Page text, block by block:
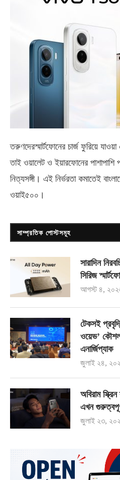
তরুণদেরস্মার্টফোনের চার্জ ফুরিয়ে
তাই ওয়ালেট ও ইয়ারফোনের পাশাপাশি
নিত্যসঙ্গী। এই নির্ভরতা কমাতেই
ওয়াই৫০০ ।
সাম্প্রতিক পোস্টসমূহ
সারাদিন
সিরিজ
আগস্ট ৪,
টেকসই
ওয়েভ’
এনার্জিপ্যাক
জুলাই ২৪,
অবিরাম
এখন
জুলাই ২৩,